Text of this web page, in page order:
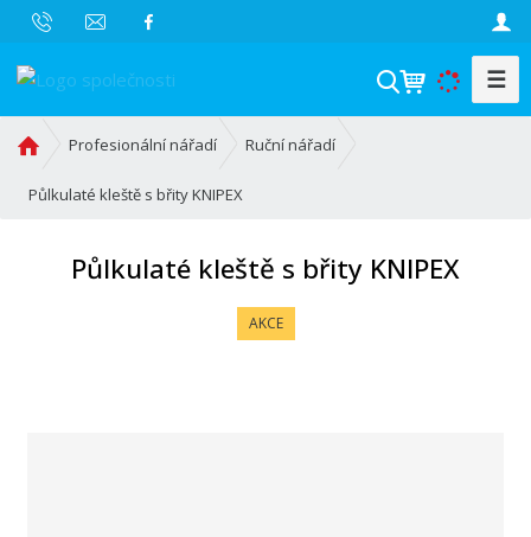
V
a
t
☰
o
Profesionální nářadí Ruční nářadí
Půlkulaté kleště s břity KNIPEX
Půlkulaté kleště s břity KNIPEX
AKCE